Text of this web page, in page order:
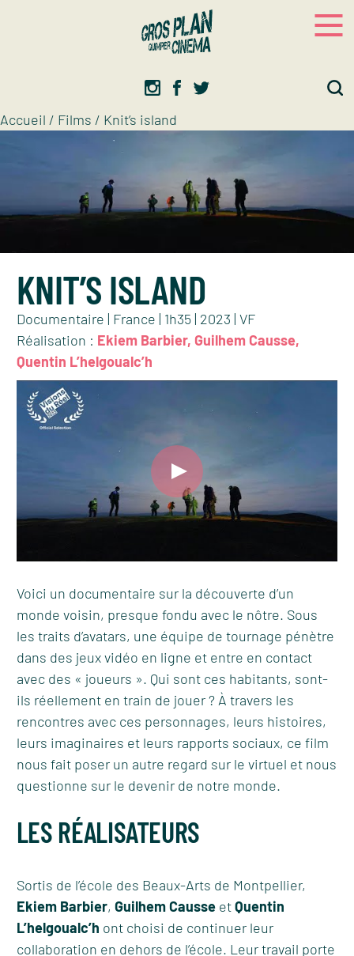
Accueil / Films / Knit’s island
KNIT’S ISLAND
Documentaire | France | 1h35 | 2023 | VF
Réalisation : Ekiem Barbier, Guilhem Causse,
Quentin L’helgoualc’h
Voici un documentaire sur la découverte d’un
monde voisin, presque fondu avec le nôtre. Sous
les traits d’avatars, une équipe de tournage pénètre
dans des jeux vidéo en ligne et entre en contact
avec des « joueurs ». Qui sont ces habitants, sont-
ils réellement en train de jouer ? À travers les
rencontres avec ces personnages, leurs histoires,
leurs imaginaires et leurs rapports sociaux, ce film
nous fait poser un autre regard sur le virtuel et nous
questionne sur le devenir de notre monde.
LES RÉALISATEURS
Sortis de l’école des Beaux-Arts de Montpellier,
Ekiem Barbier, Guilhem CausseetQuentin
L’helgoualc’h ont choisi de continuer leur
collaboration en dehors de l’école. Leur travail porte